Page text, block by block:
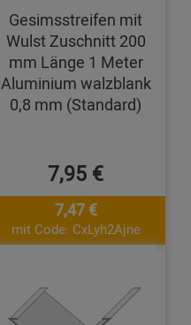
Gesimsstreifen mit
Wulst Zuschnitt 200
mm Länge 1 Meter
Aluminium walzblank
0,8 mm (Standard)
7,95 €
7,47 €
mit Code: CxLyh2Ajne